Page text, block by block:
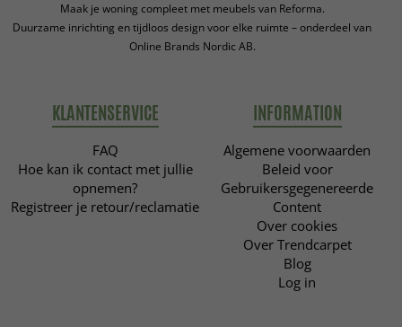
Maak je woning compleet met meubels van Reforma.
Duurzame inrichting en tijdloos design voor elke ruimte – onderdeel van
Online Brands Nordic AB.
KLANTENSERVICE
FAQ
Hoe kan ik contact met jullie
opnemen?
Registreer je retour/reclamatie
INFORMATION
Algemene voorwaarden
Beleid voor
Gebruikersgegenereerde
Content
Over cookies
Over Trendcarpet
Blog
Log in